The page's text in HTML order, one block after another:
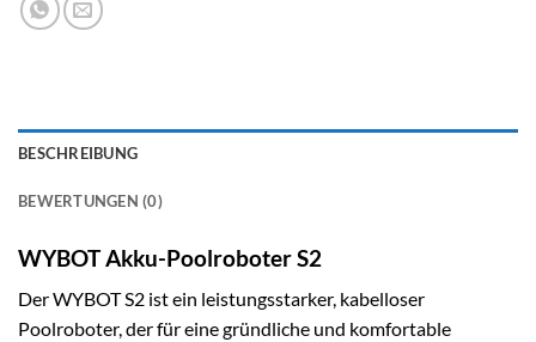
BESCHREIBUNG
BEWERTUNGEN (0)
WYBOT Akku-Poolroboter S2
Der WYBOT S2 ist ein leistungsstarker, kabelloser
Poolroboter, der für eine gründliche und komfortable